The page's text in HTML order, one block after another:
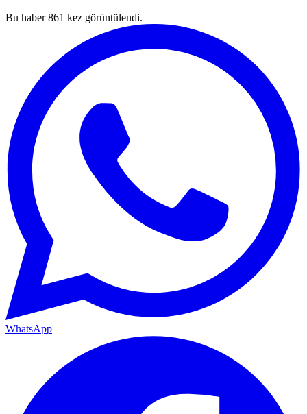
Bu haber861 kez görüntülendi.
WhatsApp